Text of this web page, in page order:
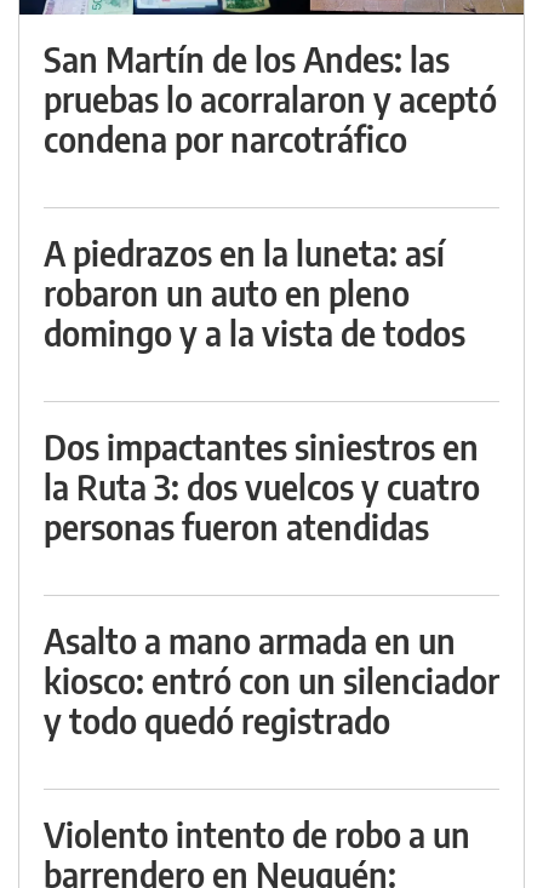
San Martín de los Andes: las
pruebas lo acorralaron y aceptó
condena por narcotráfico
A piedrazos en la luneta: así
robaron un auto en pleno
domingo y a la vista de todos
Dos impactantes siniestros en
la Ruta 3: dos vuelcos y cuatro
personas fueron atendidas
Asalto a mano armada en un
kiosco: entró con un silenciador
y todo quedó registrado
Violento intento de robo a un
barrendero en Neuquén: